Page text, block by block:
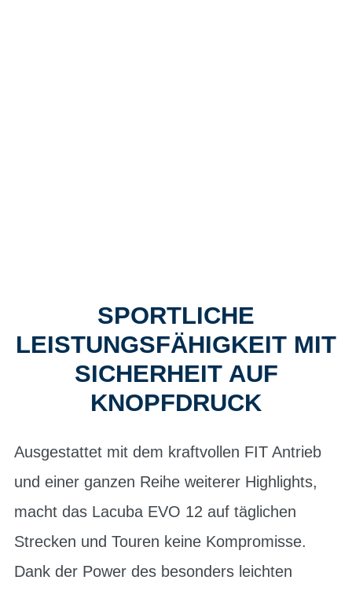
SPORTLICHE
LEISTUNGSFÄHIGKEIT MIT
SICHERHEIT AUF
KNOPFDRUCK
Ausgestattet mit dem kraftvollen FIT Antrieb
und einer ganzen Reihe weiterer Highlights,
macht das Lacuba EVO 12 auf täglichen
Strecken und Touren keine Kompromisse.
Dank der Power des besonders leichten